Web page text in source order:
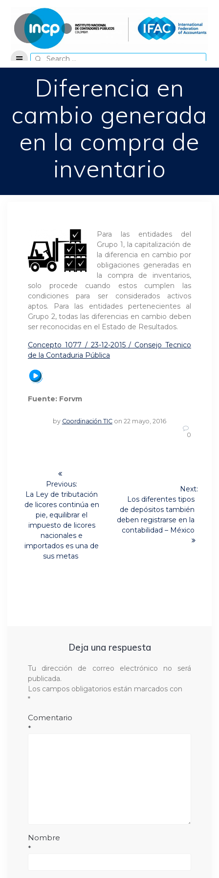
content
Search
for:
Diferencia en
cambio generada
en la compra de
inventario
Para las entidades del
Grupo 1, la capitalización de
la diferencia en cambio por
obligaciones generadas en
la compra de inventarios,
solo procede cuando estos cumplen las
condiciones para ser considerados activos
aptos. Para las entidades pertenecientes al
Grupo 2, todas las diferencias en cambio deben
ser reconocidas en el Estado de Resultados.
Concepto 1077 / 23-12-2015 / Consejo Tecnico
de la Contaduria Pública
Fuente: Forvm
by Coordinación TIC on 22 mayo, 2016
0
Navegación
entradas
Previous:
Previous
post:
La Ley de tributación
de licores continúa en
pie, equilibrar el
impuesto de licores
nacionales e
importados es una de
sus metas
Next:
Next
post:
Los diferentes tipos
de depósitos también
deben registrarse en la
contabilidad – México
Deja una respuesta
Tu dirección de correo electrónico no será
publicada.
Los campos obligatorios están marcados con
*
Comentario
*
Nombre
*